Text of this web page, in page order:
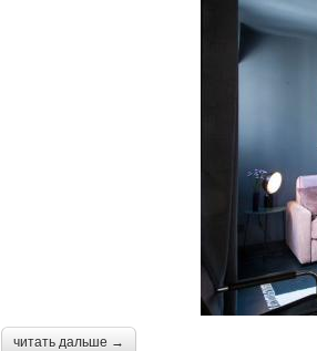
читать дальше →